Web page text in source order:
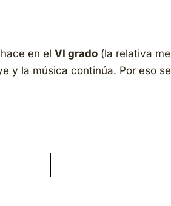
en el VI grado (la relativa
y la música continúa. Por eso